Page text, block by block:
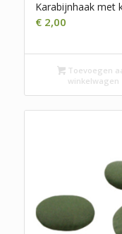
Karabijnhaak met
€2,00
Toevoegen
winkelwagen